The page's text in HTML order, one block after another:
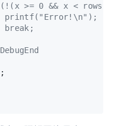
>= 0 && x < rows &&